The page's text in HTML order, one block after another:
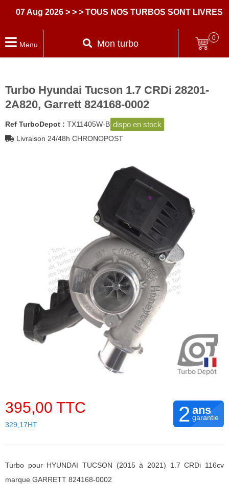
07 Aug 2026 > > > TOUS NOS TURBOS SONT LIVRES
Menu Mon turbo
0
Turbo Hyundai Tucson 1.7 CRDi 28201-
2A820, Garrett 824168-0002
Ref TurboDepot : TX11405W-B dispo en stock
Livraison 24/48h CHRONOPOST
395,00 TTC
329,17HT 2 ans
garantie
Turbo pour HYUNDAI TUCSON (2015 à 2021) 1.7 CRDi 116cv
marque GARRETT 824168-0002